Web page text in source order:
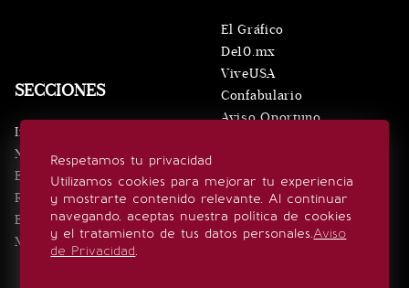
Respetamos tu privacidad
Utilizamos cookies para mejorar tu experiencia
y mostrarte contenido relevante. Al continuar
navegando, aceptas nuestra política de cookies
y el tratamiento de tus datos personales.Aviso
de Privacidad.
SECCIONES
Inicio
Noticias
Eventos
Realeza
Estilo de vida
Minuto x Minuto
El Gráfico
De10.mx
ViveUSA
Confabulario
Aviso Oportuno
SÍGUENOS